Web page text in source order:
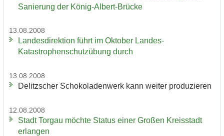
Sa­nie­rung der König-​Albert-Brücke
13.08.2008
Lan­des­di­rek­ti­on führt im Ok­to­ber Landes-​
Katastrophenschutzübung durch
13.08.2008
De­litz­scher Scho­ko­la­den­werk kann wei­ter pro­du­zie­ren
12.08.2008
Stadt Tor­gau möch­te Sta­tus einer Gro­ßen Kreis­stadt
er­lan­gen